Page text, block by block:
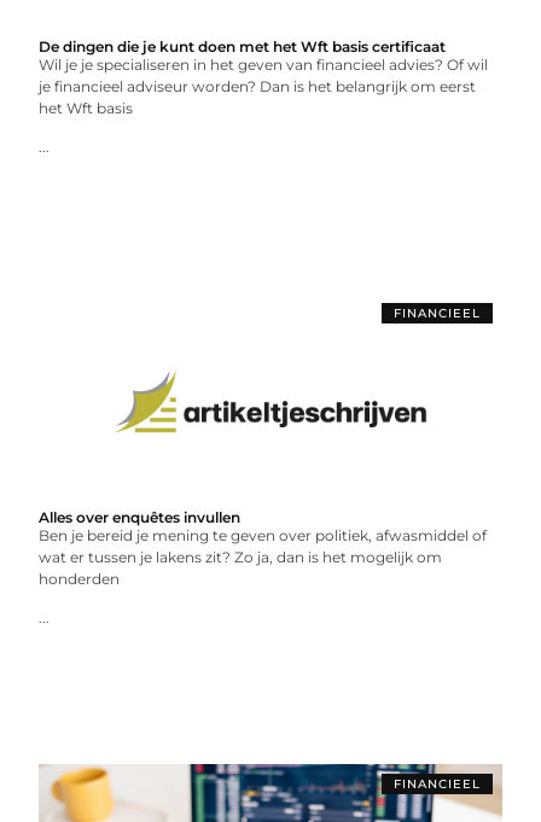
De dingen die je kunt doen met het Wft basis certificaat
Wil je je specialiseren in het geven van financieel advies? Of wil
je financieel adviseur worden? Dan is het belangrijk om eerst
het Wft basis
...
FINANCIEEL
Alles over enquêtes invullen
Ben je bereid je mening te geven over politiek, afwasmiddel of
wat er tussen je lakens zit? Zo ja, dan is het mogelijk om
honderden
...
FINANCIEEL